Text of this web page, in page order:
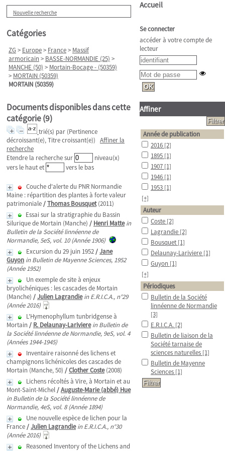
Nouvelle recherche
Catégories
ZG > Europe> France> Massif
armoricain > BASSE-NORMANDIE (25) >
MANCHE (50) > Mortain-Bocage - (50359)
> MORTAIN (50359)
MORTAIN (50359)
Documents disponibles dans cette
catégorie (9)
trié(s) par (Pertinence
décroissant(e), Titre croissant(e)) Affiner la
recherche
Etendre la recherche sur
niveau(x)
vers le haut et
vers le bas
Couche d'alerte du PNR Normandie
Maine : répartition des plantes à forte valeur
patrimoniale/Thomas Bousquet(2011)
Essai sur la stratigraphie du Bassin
Silurique de Mortain (Manche) / Henri Matte in
Bulletin de la Société linnéenne de
Normandie, 5eS, vol. 10 (Année 1906)
Excursion du 29 juin 1952/Jane
Guyon in Bulletin de Mayenne Sciences, 1952
(Année 1952)
Un exemple de site à enjeux
bryolichéniques : les cascades de Mortain
(Manche) /Julien Lagrandie in E.R.I.C.A., n°29
(Année 2016)
L'Hymenophyllum tunbridgense à
Mortain / R. Delaunay-Lariviere in Bulletin de
la Société linnéenne de Normandie, 9eS, vol. 4
(Années 1944-1945)
Inventaire raisonné des lichens et
champignons lichénicoles des cascades de
Mortain (Manche, 50) /Clother Coste(2008)
Lichens récoltés à Vire, à Mortain et au
Mont-Saint-Michel/Auguste-Marie (abbé) Hue
in Bulletin de la Société linnéenne de
Normandie, 4eS, vol. 8 (Année 1894)
Une nouvelle espèce de lichen pour la
France/Julien Lagrandie in E.R.I.C.A., n°30
(Année 2016)
Reasoned Inventory of the Lichens and
Accueil
Se connecter
accéder à votre compte de
lecteur
Affiner
Année de publication
2016 [2]
1895 [1]
1907 [1]
1946 [1]
1953 [1]
[+]
Auteur
Coste [2]
Lagrandie [2]
Bousquet [1]
Delaunay-Lariviere [1]
Guyon [1]
[+]
Périodiques
Bulletin de la Société
linnéenne de Normandie
[3]
E.R.I.C.A. [2]
Bulletin de liaison de la
Société tarnaise de
sciences naturelles [1]
Bulletin de Mayenne
Sciences [1]